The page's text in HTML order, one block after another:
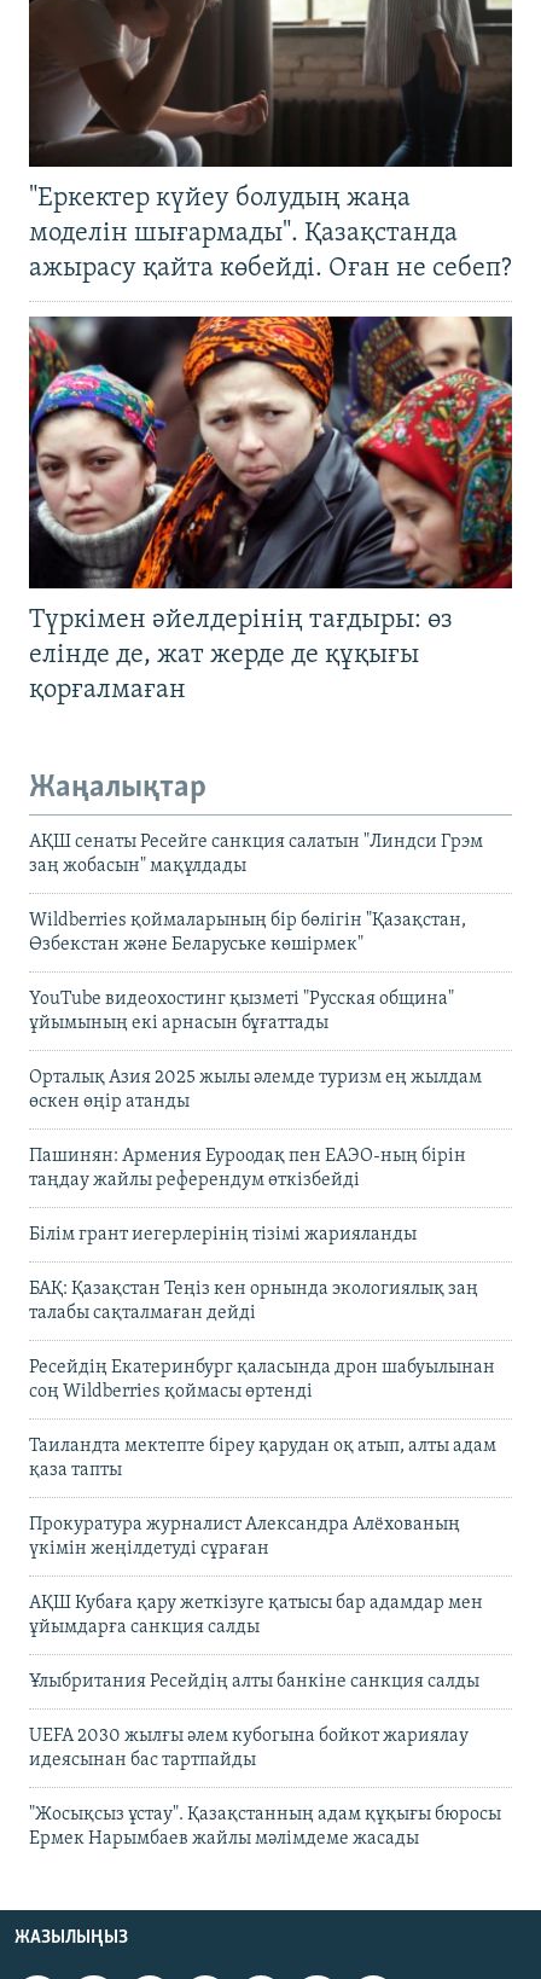
"Еркектер күйеу болудың жаңа
моделін шығармады". Қазақстанда
ажырасу қайта көбейді. Оған не себеп?
Түркімен әйелдерінің тағдыры: өз
елінде де, жат жерде де құқығы
қорғалмаған
Жаңалықтар
АҚШ сенаты Ресейге санкция салатын "Линдси Грэм
заң жобасын" мақұлдады
Wildberries қоймаларының бір бөлігін "Қазақстан,
Өзбекстан және Беларуське көшірмек"
YouTube видеохостинг қызметі "Русская община"
ұйымының екі арнасын бұғаттады
Орталық Азия 2025 жылы әлемде туризм ең жылдам
өскен өңір атанды
Пашинян: Армения Еуроодақ пен ЕАЭО-ның бірін
таңдау жайлы референдум өткізбейді
Білім грант иегерлерінің тізімі жарияланды
БАҚ: Қазақстан Теңіз кен орнында экологиялық заң
талабы сақталмаған дейді
Ресейдің Екатеринбург қаласында дрон шабуылынан
соң Wildberries қоймасы өртенді
Таиландта мектепте біреу қарудан оқ атып, алты адам
қаза тапты
Прокуратура журналист Александра Алёхованың
үкімін жеңілдетуді сұраған
АҚШ Кубаға қару жеткізуге қатысы бар адамдар мен
ұйымдарға санкция салды
Ұлыбритания Ресейдің алты банкіне санкция салды
UEFA 2030 жылғы әлем кубогына бойкот жариялау
идеясынан бас тартпайды
"Жосықсыз ұстау". Қазақстанның адам құқығы бюросы
Ермек Нарымбаев жайлы мәлімдеме жасады
ЖАЗЫЛЫҢЫЗ